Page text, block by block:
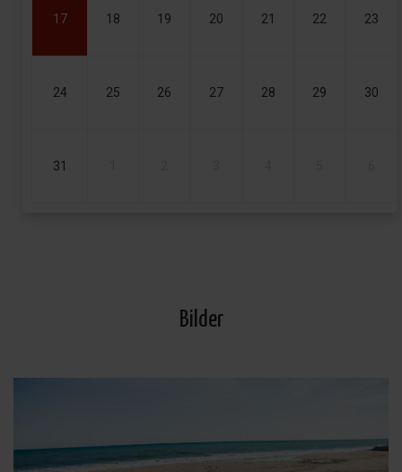
17 18 19 20 21 22 23
24 25 26 27 28 29 30
31
Bilder